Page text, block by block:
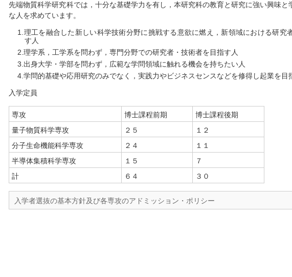
先端物質科学研究科では，十分な基礎学力を有し，本研究科の教育と研究に強い興味と
な人を求めています。
理工を融合した新しい科学技術分野に挑戦する意欲に燃え，新領域における研究
す人
理学系，工学系を問わず，専門分野での研究者・技術者を目指す人
出身大学・学部を問わず，広範な学問領域に触れる機会を持ちたい人
学問的基礎や応用研究のみでなく，実践力やビジネスセンスなどを修得し起業を目
入学定員
専攻 博士課程前期
博士課程後期
量子物質科学専攻
２５
１２
分子生命機能科学専攻
２４
１１
半導体集積科学専攻
１５
７
計
６４ ３０
入学者選抜の基本方針及び各専攻のアドミッション・ポリシー